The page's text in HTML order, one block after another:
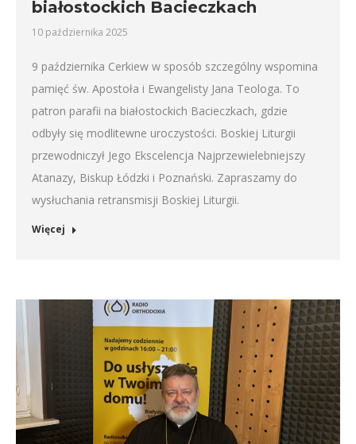
białostockich Bacieczkach
10 października 2025
9 października Cerkiew w sposób szczególny wspomina
pamięć św. Apostoła i Ewangelisty Jana Teologa. To
patron parafii na białostockich Bacieczkach, gdzie
odbyły się modlitewne uroczystości. Boskiej Liturgii
przewodniczył Jego Ekscelencja Najprzewielebniejszy
Atanazy, Biskup Łódzki i Poznański. Zapraszamy do
wysłuchania retransmisji Boskiej Liturgii.
Więcej